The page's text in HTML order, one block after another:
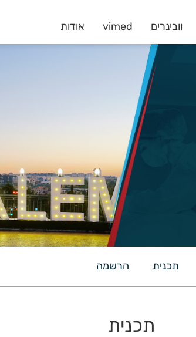
וובינרים vimed אודות
תכנית הרשמה
תכנית